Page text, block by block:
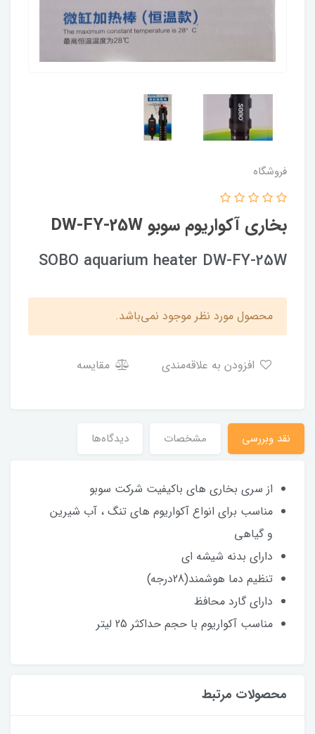
فروشگاه
بخاری آکواریوم سوبو DW-FY-25W
SOBO aquarium heater DW-FY-25W
محصول مورد نظر موجود نمی‌باشد.
مقایسه
نقد وبررسی مشخصات دیدگاه‌ها
از سری بخاری های باکیفیت شرکت سوبو
مناسب برای انواع آکواریوم های تنگ ، آب شیرین
و گیاهی
دارای بدنه شیشه ای
تنظیم دما هوشمند(28درجه)
دارای گارد محافظ
مناسب آکواریوم با حجم حداکثر 25 لیتر
محصولات مرتبط